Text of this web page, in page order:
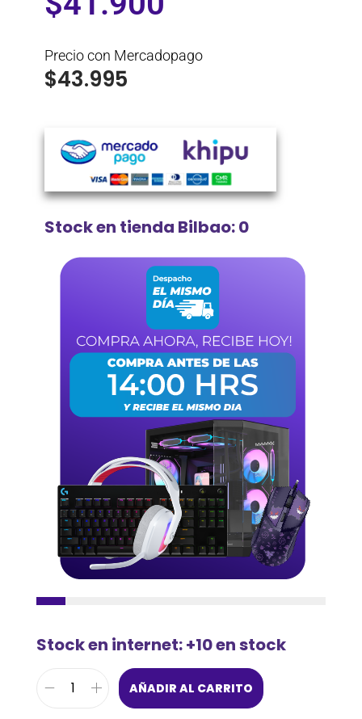
Precio con Mercadopago
$43.995
Stock en tienda Bilbao: 0
Stock en internet: +10 en stock
AÑADIR AL CARRITO